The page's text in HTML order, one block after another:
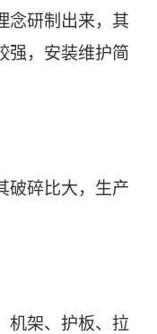
念研制出来，其
强，安装维护简
破碎比大，生产
机架、护板、拉